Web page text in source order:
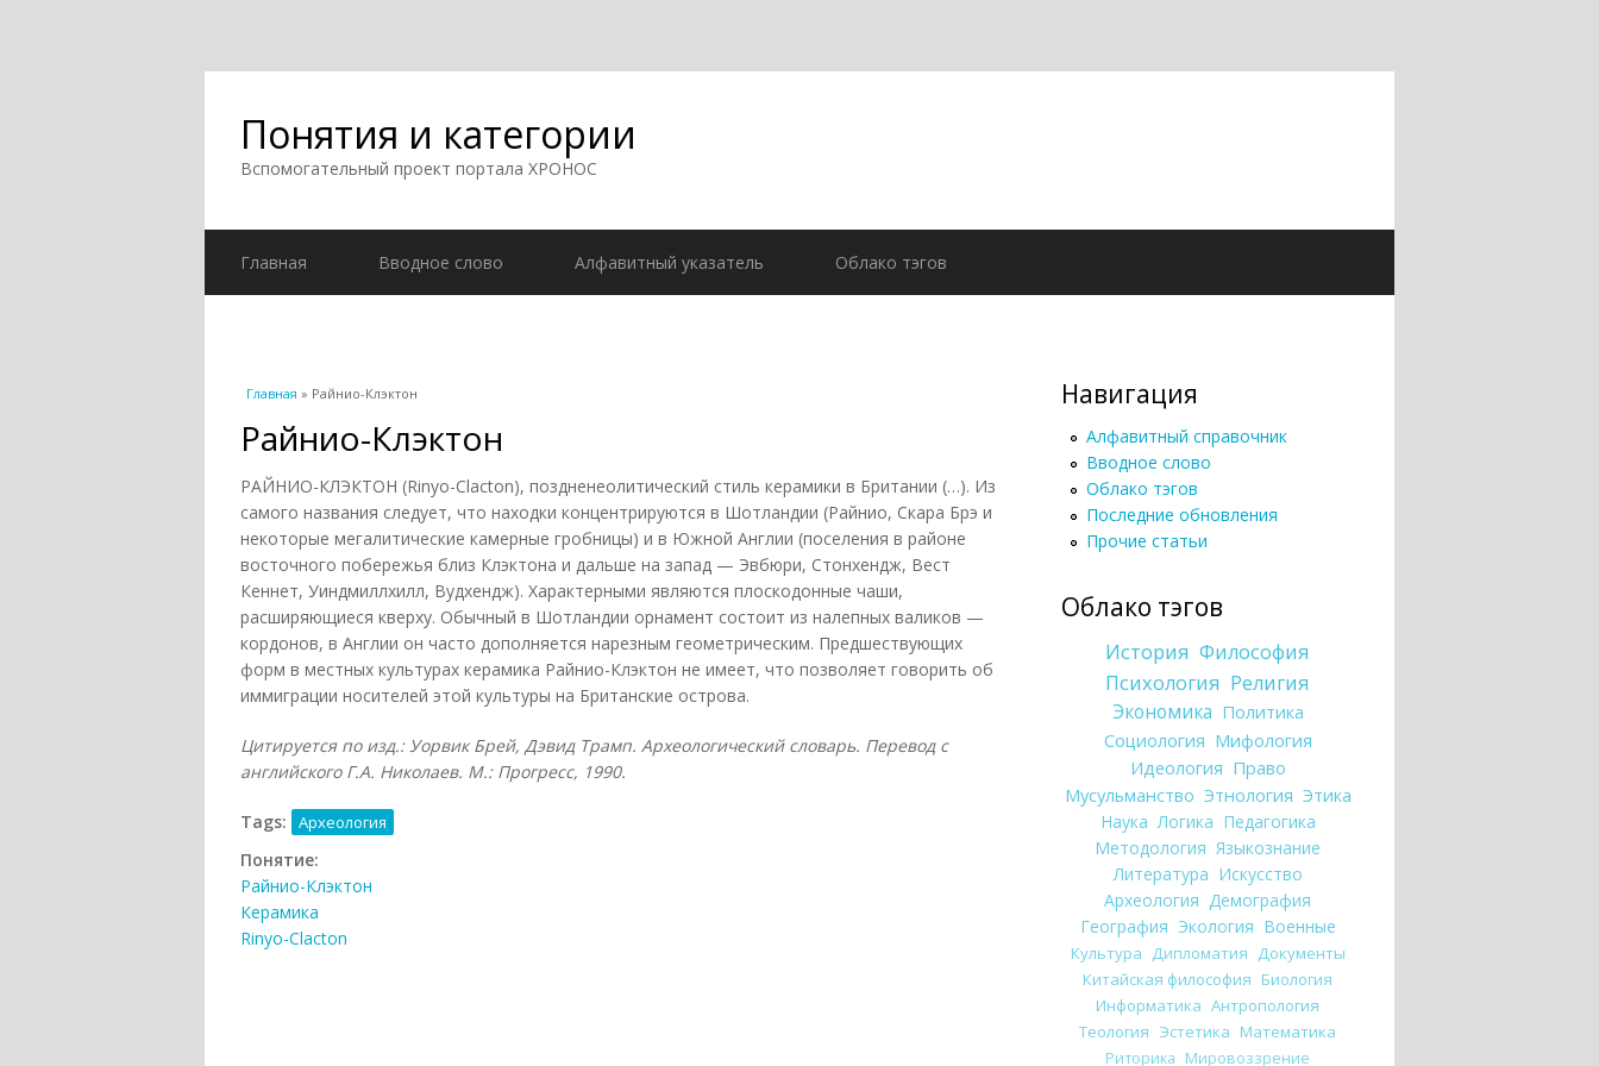
Понятия и категории
Вспомогательный проект портала ХРОНОС
Главная Вводное слово Алфавитный указатель Облако тэгов
Вы здесь
Главная » Райнио-Клэктон
Райнио-Клэктон
РАЙНИО-КЛЭКТОН (Rinyo-Clacton), поздненеолитический стиль керамики в Британии (…). Из
самого названия следует, что находки концентрируются в Шотландии (Райнио, Скара Брэ и
некоторые мегалитические камерные гробницы) и в Южной Англии (поселения в районе
восточного побережья близ Клэктона и дальше на запад — Эвбюри, Стонхендж, Вест
Кеннет, Уиндмиллхилл, Вудхендж). Характерными являются плоскодонные чаши,
расширяющиеся кверху. Обычный в Шотландии орнамент состоит из налепных валиков —
кордонов, в Англии он часто дополняется нарезным геометрическим. Предшествующих
форм в местных культурах керамика Райнио-Клэктон не имеет, что позволяет говорить об
иммиграции носителей этой культуры на Британские острова.
Цитируется по изд.: Уорвик Брей, Дэвид Трамп. Археологический словарь. Перевод с
английского Г.А. Николаев. М.: Прогресс, 1990.
Tags: Археология
Понятие:
Райнио-Клэктон
Керамика
Rinyo-Clacton
Навигация
Алфавитный справочник
Вводное слово
Облако тэгов
Последние обновления
Прочие статьи
Облако тэгов
История Философия
Психология Религия
Экономика Политика
Социология Мифология
Идеология Право
Мусульманство Этнология Этика
Наука Логика Педагогика
Методология Языкознание
Литература Искусство
Археология Демография
География Экология Военные
Культура Дипломатия Документы
Китайская философия Биология
Информатика Антропология
Теология Эстетика Математика
Риторика Мировоззрение